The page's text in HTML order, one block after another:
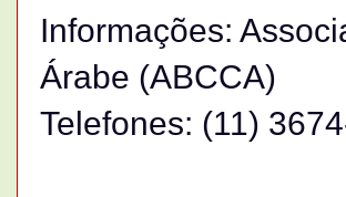
Informações:
Árabe (ABCCA)
Telefones: (11)